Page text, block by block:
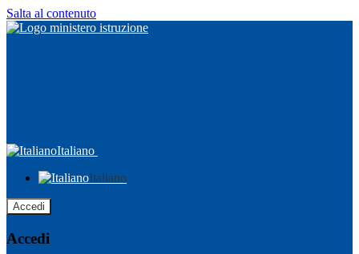
Salta al contenuto
Italiano
Italiano
Accedi
Accedi